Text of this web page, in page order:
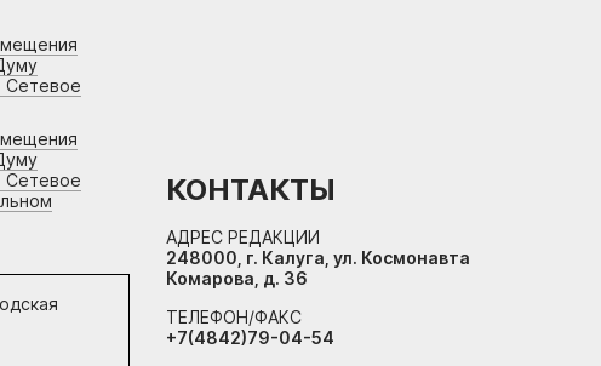
Сетевое
Сетевое
КОНТАКТЫ
АДРЕС РЕДАКЦИИ
248000, г. Калуга, ул. Космонавта
Комарова, д. 36
ТЕЛЕФОН/ФАКС
+7(4842)79-04-54